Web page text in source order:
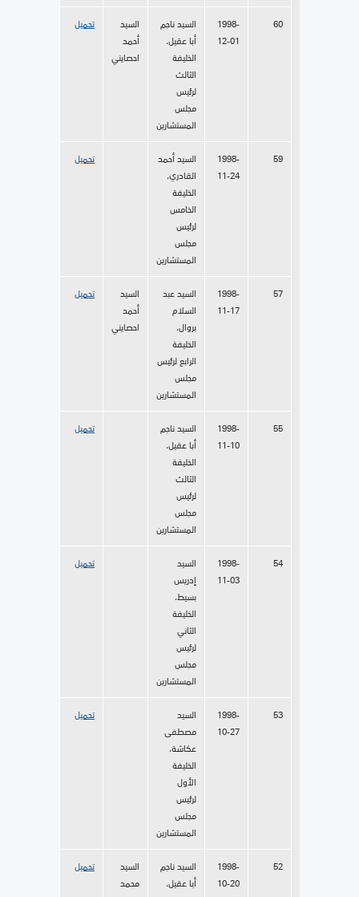
60
1998-
12-01
السيد ناجم
أبا عقيل،
الخليفة
الثالث
لرئيس
مجلس
المستشارين
السيد
أحمد
احصايني
تحميل
59
1998-
11-24
السيد أحمد
القادري،
الخليفة
الخامس
لرئيس
مجلس
المستشارين
تحميل
57
1998-
11-17
السيد عبد
السلام
بروال،
الخليفة
الرابع لرئيس
مجلس
المستشارين
السيد
أحمد
احصايني
تحميل
55
1998-
11-10
السيد ناجم
أبا عقيل،
الخليفة
الثالث
لرئيس
مجلس
المستشارين
تحميل
54
1998-
11-03
السيد
إدريس
بسيط،
الخليفة
الثاني
لرئيس
مجلس
المستشارين
تحميل
53
1998-
10-27
السيد
مصطفى
عكاشة،
الخليفة
الأول
لرئيس
مجلس
المستشارين
تحميل
52
1998-
10-20
السيد ناجم
أبا عقيل،
السيد
محمد
تحميل